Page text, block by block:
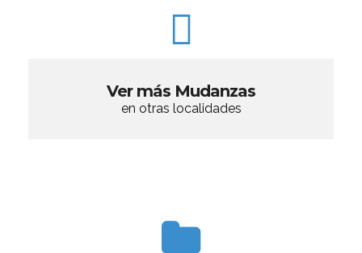
Ver más Mudanzas
en otras localidades